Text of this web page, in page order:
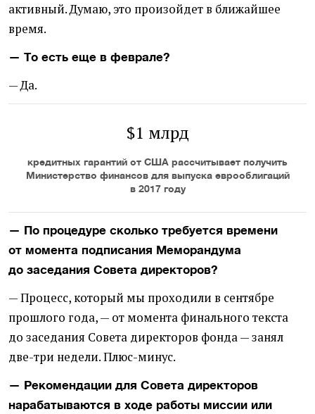
активный. Думаю, это произойдет в ближайшее
время.
— То есть еще в феврале?
— Да.
$1 млрд
кредитных гарантий от США рассчитывает получить
Министерство финансов для выпуска еврооблигаций
в 2017 году
— По процедуре сколько требуется времени
от момента подписания Меморандума
до заседания Совета директоров?
— Процесс, который мы проходили в сентябре
прошлого года, — от момента финального текста
до заседания Совета директоров фонда — занял
две-три недели. Плюс-минус.
— Рекомендации для Совета директоров
нарабатываются в ходе работы миссии или